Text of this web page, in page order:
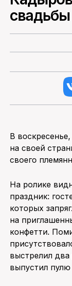
В
на своей
своего
На ролике
праздник:
которых
на
конфетти.
выстрелил два
выпустил